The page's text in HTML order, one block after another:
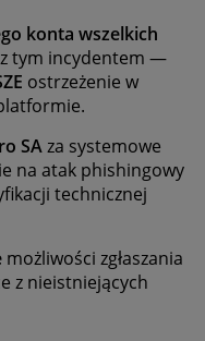
konta wszelkich
tym incydentem —
ostrzeżenie w
SAza systemowe
na atak phishingowy
technicznej
możliwości zgłaszania
z nieistniejących